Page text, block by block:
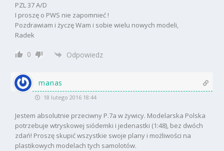
PZL 37 A/D
I proszę o PWS nie zapomnieć !
Pozdrawiam i życzę Wam i sobie wielu nowych modeli,
Radek
0 Odpowiedz
manas
18 lutego 2016 18:44
Jestem absolutnie przeciwny P.7a w żywicy. Modelarska Polska
potrzebuje wtryskowej siódemki i jedenastki (1:48), bez dwóch
zdań! Proszę skupić wszystkie swoje plany i możliwości na
plastikowych modelach tych samolotów.